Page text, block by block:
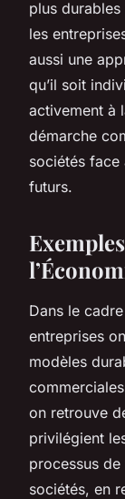
plus
les
aussi une
qu’il soit
activement à
démarche
sociétés face
futurs.
Dans le cadre
entreprises
modèles
on retrouve
privilégient
processus
sociétés, en